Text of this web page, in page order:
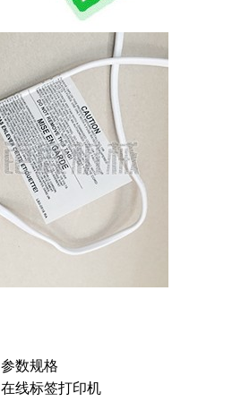
参数规格
在线标签打印机